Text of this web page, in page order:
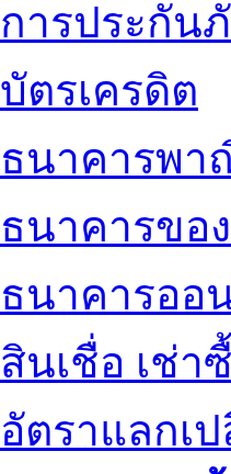
การประกัน
บัตรเครดิต
ธนาคารพา
ธนาคารขอ
ธนาคารออ
สินเชื่อ เช่า
อัตราแลกเ